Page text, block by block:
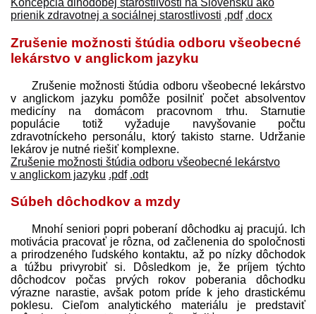
Koncepcia dlhodobej starostlivosti na Slovensku ako
prienik zdravotnej a sociálnej starostlivosti .pdf .docx
Zrušenie možnosti štúdia odboru všeobecné
lekárstvo v anglickom jazyku
Zrušenie možnosti štúdia odboru všeobecné lekárstvo
v anglickom jazyku pomôže posilniť počet absolventov
medicíny na domácom pracovnom trhu. Starnutie
populácie totiž vyžaduje navyšovanie počtu
zdravotníckeho personálu, ktorý takisto starne. Udržanie
lekárov je nutné riešiť komplexne.
Zrušenie možnosti štúdia odboru všeobecné lekárstvo
v anglickom jazyku .pdf .odt
Súbeh dôchodkov a mzdy
Mnohí seniori popri poberaní dôchodku aj pracujú. Ich
motivácia pracovať je rôzna, od začlenenia do spoločnosti
a prirodzeného ľudského kontaktu, až po nízky dôchodok
a túžbu privyrobiť si. Dôsledkom je, že príjem týchto
dôchodcov počas prvých rokov poberania dôchodku
výrazne narastie, avšak potom príde k jeho drastickému
poklesu. Cieľom analytického materiálu je pred­staviť